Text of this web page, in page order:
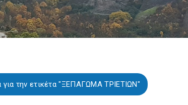
την ετικέτα "ΞΕΠΑΓΩΜΑ ΤΡΙΕΤΙΩΝ"